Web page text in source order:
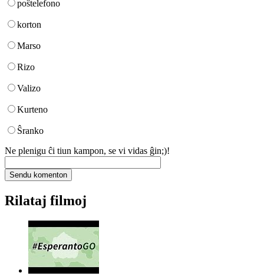
poŝtelefono
korton
Marso
Rizo
Valizo
Kurteno
Ŝranko
Ne plenigu ĉi tiun kampon, se vi vidas ĝin;)!
Rilataj filmoj